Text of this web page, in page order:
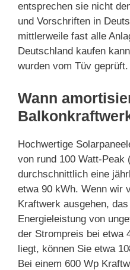
entsprechen sie nicht
und Vorschriften in
mittlerweile fast alle
Deutschland kaufen
wurden vom Tüv geprüft.
Wann
Hochwertige
von rund 100 Watt-Peak
durchschnittlich eine
etwa 90 kWh. Wenn wir
Kraftwerk ausgehen,
Energieleistung von
der Strompreis bei etwa
liegt, können Sie etwa
Bei einem 600 Wp